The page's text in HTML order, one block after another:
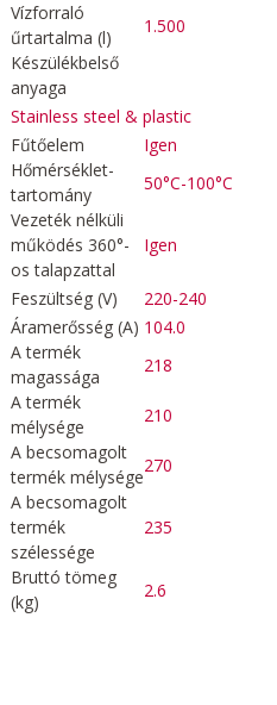
Vízforraló
űrtartalma (l)
1.500
Készülékbelső
anyaga
Stainless steel & plastic
Fűtőelem
Igen
Hőmérséklet-
tartomány
50°C-100°C
Vezeték nélküli
működés 360°-
os talapzattal
Igen
Feszültség (V)
220-240
Áramerősség (A) 104.0
A termék
magassága
218
A termék
mélysége
210
A becsomagolt
termék mélysége
270
A becsomagolt
termék
szélessége
235
Bruttó tömeg
(kg)
2.6